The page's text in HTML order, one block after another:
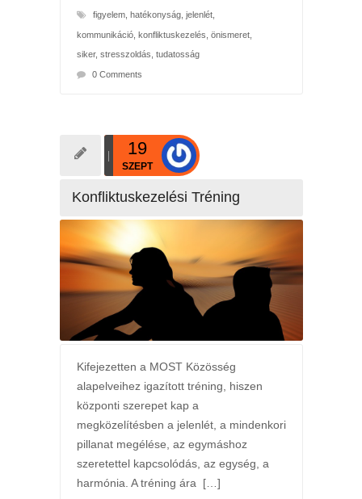
figyelem, hatékonyság, jelenlét,
kommunikáció, konfliktuskezelés önismeret,
siker, stresszoldás tudatosság
0 Comments
19
SZEPT
Konfliktuskezelési Tréning
Kifejezetten a MOST Közösség
alapelveihez igazított tréning, hiszen
központi szerepet kap a
megközelítésben a jelenlét, a mindenkori
pillanat megélése, az egymáshoz
szeretettel kapcsolódás, az egység, a
harmónia. A tréning ára […]